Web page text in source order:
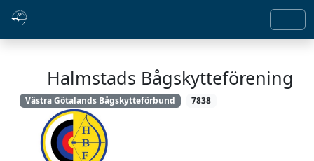
Halmstads Bågskytteförening
Västra Götalands Bågskytteförbund 7838